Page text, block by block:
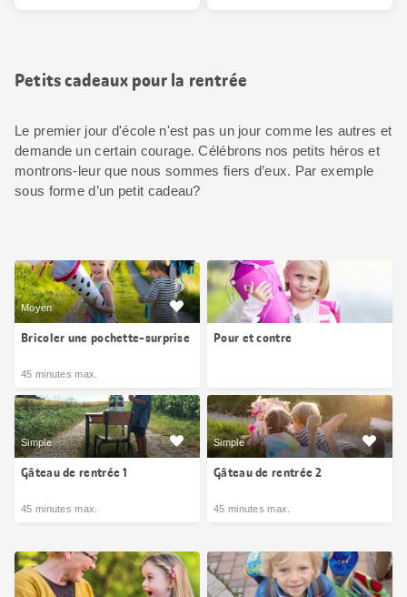
Petits cadeaux pour la rentrée
Le premier jour d'école n'est pas un jour comme les autres et
demande un certain courage. Célébrons nos petits héros et
montrons-leur que nous sommes fiers d’eux. Par exemple
sous forme d’un petit cadeau?
Moyen
Bricoler une pochette-surprise
45 minutes max.
Pour et contre
Simple
Gâteau de rentrée 1
45 minutes max.
Simple
Gâteau de rentrée 2
45 minutes max.